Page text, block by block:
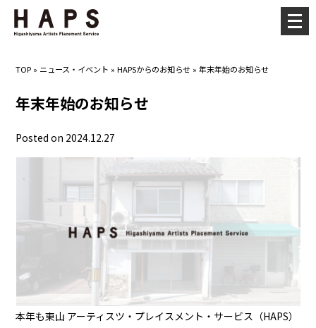
TOP » ニュース・イベント »HAPSからのお知らせ »年末年始のお知らせ
年末年始のお知らせ
Posted on 2024.12.27
本年も東山 アーティスツ・プレイスメント・サービス（HAPS）
メ
ニ